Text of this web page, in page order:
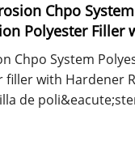
Chpo
Polyester Filler
Chpo System
with Hardener
de